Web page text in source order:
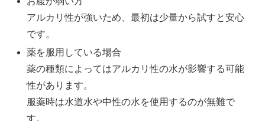
アルカリ性が強いため、最初は少量から試すと安心
です。
薬を服用している場合
薬の種類によってはアルカリ性の水が影響する可能
性があります。
服薬時は水道水や中性の水を使用するのが無難で
す。